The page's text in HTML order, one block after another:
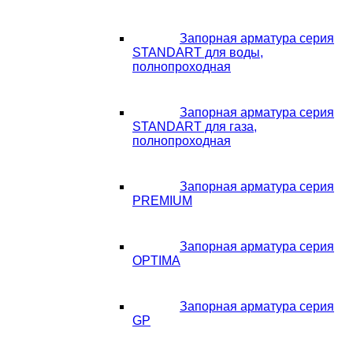
Запорная арматура серия
STANDART для воды,
полнопроходная
Запорная арматура серия
STANDART для газа,
полнопроходная
Запорная арматура серия
PREMIUM
Запорная арматура серия
OPTIMA
Запорная арматура серия
GP